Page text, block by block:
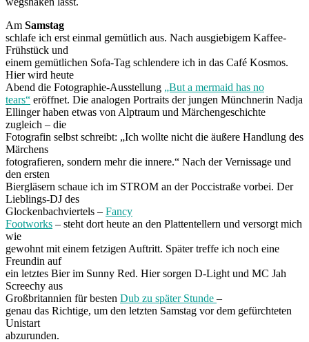
Am Samstag
schlafe ich erst einmal gemütlich aus. Nach ausgiebigem Kaffee-
Frühstück und
einem gemütlichen Sofa-Tag schlendere ich in das Café Kosmos.
Hier wird heute
Abend die Fotographie-Ausstellung „But a mermaid has no
tears“ eröffnet. Die analogen Portraits der jungen Münchnerin Nadja
Ellinger haben etwas von Alptraum und Märchengeschichte
zugleich – die
Fotografin selbst schreibt: „Ich wollte nicht die äußere Handlung des
Märchens
fotografieren, sondern mehr die innere.“ Nach der Vernissage und
den ersten
Biergläsern schaue ich im STROM an der Poccistraße vorbei. Der
Lieblings-DJ des
Glockenbachviertels – Fancy
Footworks – steht dort heute an den Plattentellern und versorgt mich
wie
gewohnt mit einem fetzigen Auftritt. Später treffe ich noch eine
Freundin auf
ein letztes Bier im Sunny Red. Hier sorgen D-Light und MC Jah
Screechy aus
Großbritannien für besten Dub zu später Stunde –
genau das Richtige, um den letzten Samstag vor dem gefürchteten
Unistart
abzurunden.